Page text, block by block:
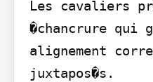
Les cavaliers
�chancrure qui
alignement
juxtapos�s.